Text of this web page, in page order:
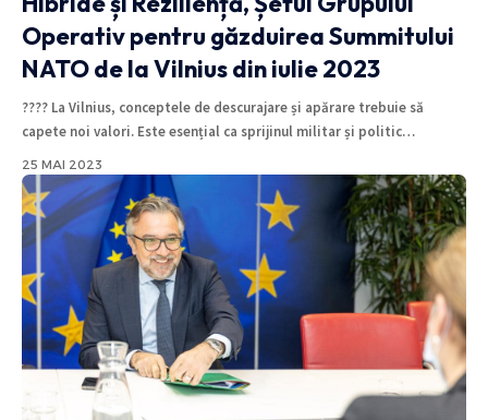
Operativ pentru găzduirea Summitului
NATO de la Vilnius din iulie 2023
???? La Vilnius, conceptele de descurajare și apărare trebuie să
capete noi valori. Este esențial ca sprijinul militar și politic…
25 MAI 2023